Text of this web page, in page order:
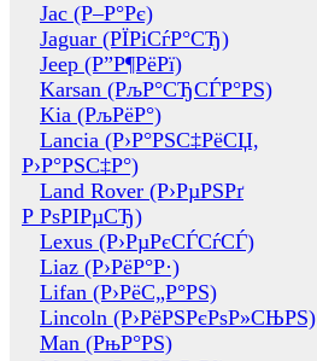
Jac (Р–Р°Рє)
Jaguar (РЇРіСѓР°СЂ)
Jeep (Р”Р¶РёРї)
Karsan (РљР°СЂСЃР°РЅ)
Kia (РљРёР°)
Lancia (Р›Р°РЅС‡РёСЏ,
Р›Р°РЅС‡Р°)
Land Rover (Р›РµРЅРґ
Р РѕРІРµСЂ)
Lexus (Р›РµРєСЃСѓСЃ)
Liaz (Р›РёР°Р·)
Lifan (Р›РёС„Р°РЅ)
Lincoln (Р›РёРЅРєРѕР»СЊРЅ)
Man (РњР°РЅ)